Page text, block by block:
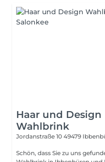
Haar und Design
Wahlbrink
Jordanstraße 10 49479
Schön, dass Sie zu uns